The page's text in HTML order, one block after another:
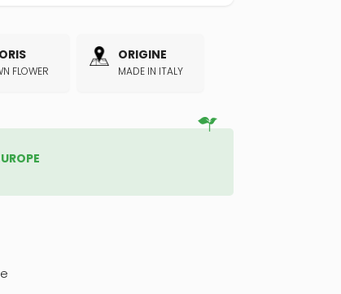
FLOWER
ORIGINE
MADE IN ITALY